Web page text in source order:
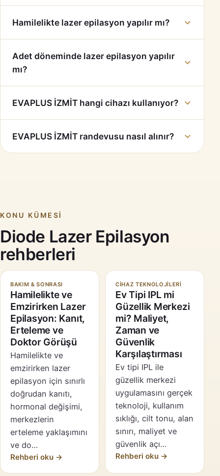
Hamilelikte lazer epilasyon yapılır mı?
Adet döneminde lazer epilasyon yapılır
mı?
EVAPLUS İZMİT hangi cihazı kullanıyor?
EVAPLUS İZMİT randevusu nasıl alınır?
KONU KÜMESI
Diode Lazer Epilasyon
rehberleri
BAKIM & SONRASI
Hamilelikte ve
Emzirirken Lazer
Epilasyon: Kanıt,
Erteleme ve
Doktor Görüşü
Hamilelikte ve
emzirirken lazer
epilasyon için sınırlı
doğrudan kanıtı,
hormonal değişimi,
merkezlerin
erteleme yaklaşımını
ve do…
Rehberi oku →
CIHAZ TEKNOLOJILERI
Ev Tipi IPL mi
Güzellik Merkezi
mi? Maliyet,
Zaman ve
Güvenlik
Karşılaştırması
Ev tipi IPL ile
güzellik merkezi
uygulamasını gerçek
teknoloji, kullanım
sıklığı, cilt tonu, alan
sınırı, maliyet ve
güvenlik açı…
Rehberi oku →